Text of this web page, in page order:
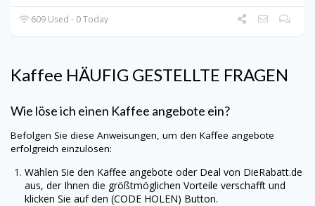
609 Used - 0 Today
Kaffee HÄUFIG GESTELLTE FRAGEN
Wie löse ich einen Kaffee angebote ein?
Befolgen Sie diese Anweisungen, um den Kaffee angebote
erfolgreich einzulösen:
Wählen Sie den Kaffee angebote oder Deal von DieRabatt.de
aus, der Ihnen die größtmöglichen Vorteile verschafft und
klicken Sie auf den (CODE HOLEN) Button.